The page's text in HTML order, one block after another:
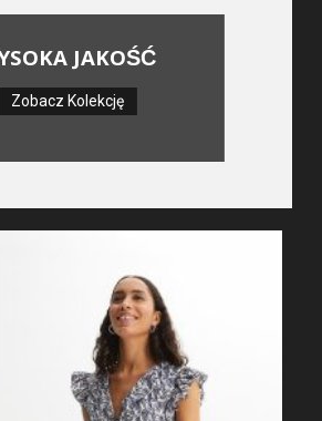
JAKOŚĆ
Zobacz Kolekcję